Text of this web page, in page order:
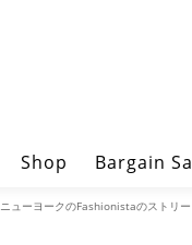
Shop Bargain
ニューヨークのFashionistaのストリ